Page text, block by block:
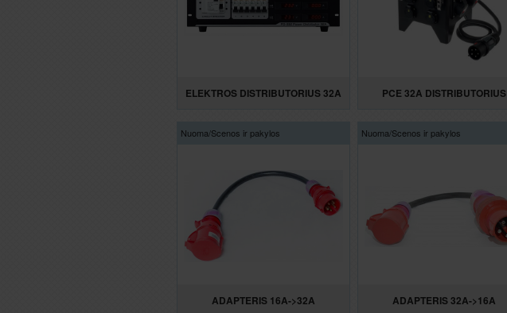
ELEKTROS DISTRIBUTORIUS 32A PCE 32A DISTRIBUTORIUS
Nuoma/Scenos ir pakylos
ADAPTERIS 16A->32A
Nuoma/Scenos ir pakylos
ADAPTERIS 32A->16A